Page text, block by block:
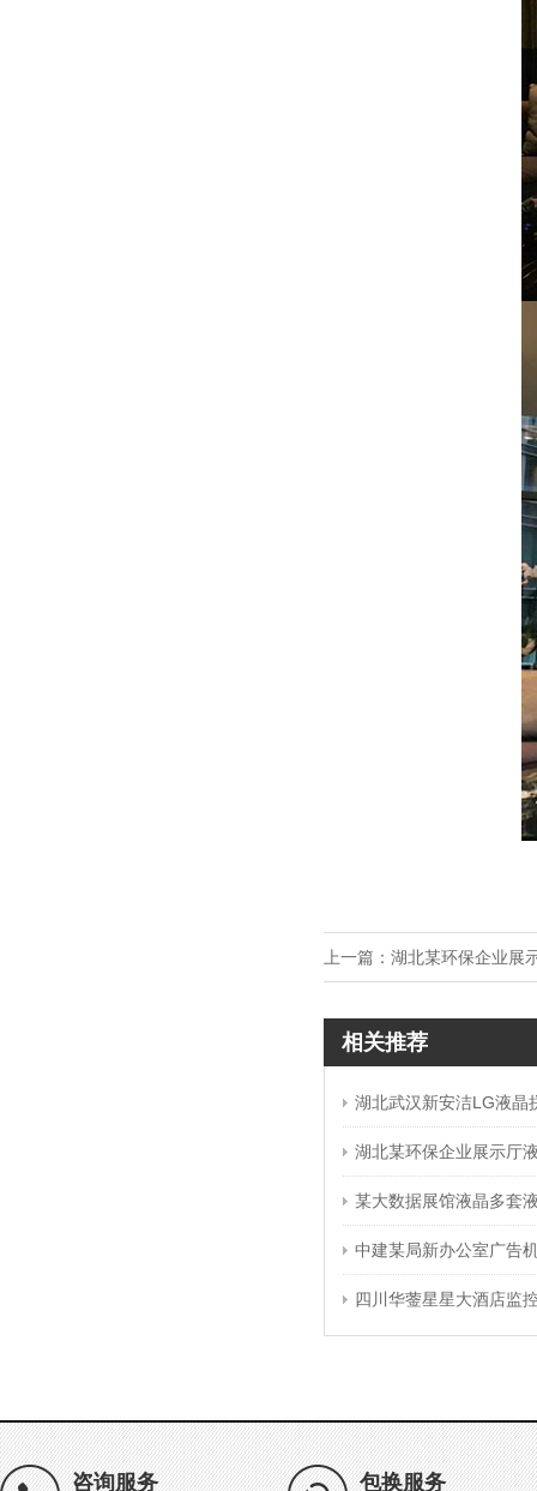
上一篇： 湖北某环保企业展
相关推荐
湖北武汉新安洁LG液晶
湖北某环保企业展示厅
某大数据展馆液晶多套
中建某局新办公室广告
四川华蓥星星大酒店监
咨询服务 包换服务